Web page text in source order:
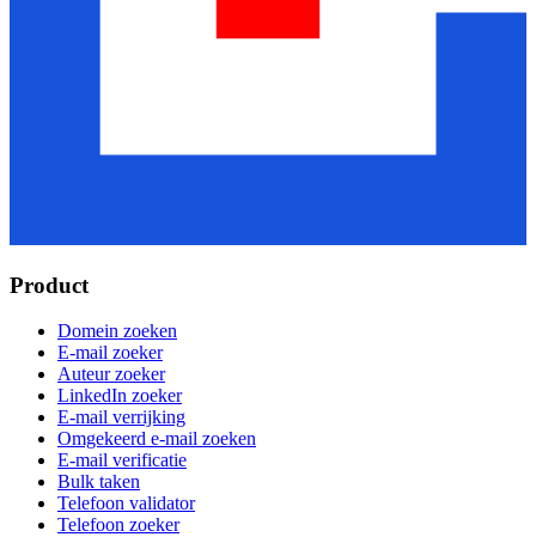
Product
Domein zoeken
E-mail zoeker
Auteur zoeker
LinkedIn zoeker
E-mail verrijking
Omgekeerd e-mail zoeken
E-mail verificatie
Bulk taken
Telefoon validator
Telefoon zoeker